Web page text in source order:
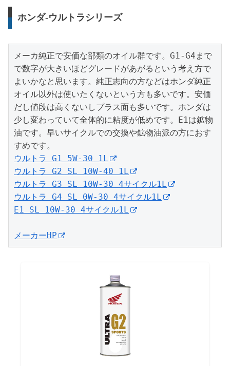
ホンダ-ウルトラシリーズ
メーカ純正で安価な部類のオイル群です。G1-G4まで
で数字が大きいほどグレードがあがるという考え方で
よいかなと思います。純正志向の方などはホンダ純正
オイル以外は使いたくないという方も多いです。安価
だし値段は高くないしプラス面も多いです。ホンダは
少し変わっていて全体的に粘度が低めです。E1は鉱物
油です。早いサイクルでの交換や鉱物油派の方におす
ウルトラ G1 5W-30 1L
ウルトラ G2 SL 10W-40 1L
ウルトラ G3 SL 10W-30 4サイクル1L
ウルトラ G4 SL 0W-30 4サイクル1L
E1 SL 10W-30 4サイクル1L
メーカーHP